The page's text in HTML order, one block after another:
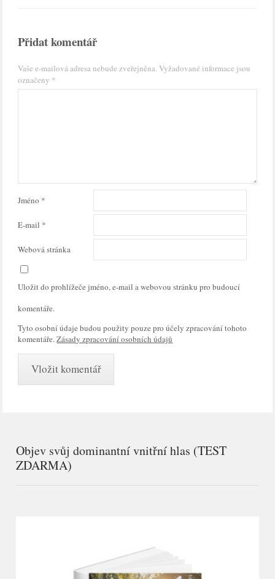
Přidat komentář
Vaše e-mailová adresa nebude zveřejněna. Vyžadované informace jsou
označeny *
Jméno *
E-mail *
Webová stránka
Uložit do prohlížeče jméno, e-mail a webovou stránku pro budoucí
komentáře.
Tyto osobní údaje budou použity pouze pro účely zpracování tohoto
komentáře.Zásady zpracování osobních údajů
Objev svůj dominantní vnitřní hlas (TEST
ZDARMA)